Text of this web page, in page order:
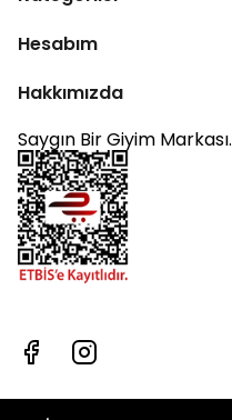
Hesabım
Hakkımızda
Saygın Bir Giyim Markası.